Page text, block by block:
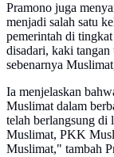
Pramono juga
menjadi salah satu
pemerintah di
disadari, kaki tangan
sebenarnya
Ia menjelaskan
Muslimat dalam
telah berlangsung di
Muslimat, PKK
Muslimat," tambah